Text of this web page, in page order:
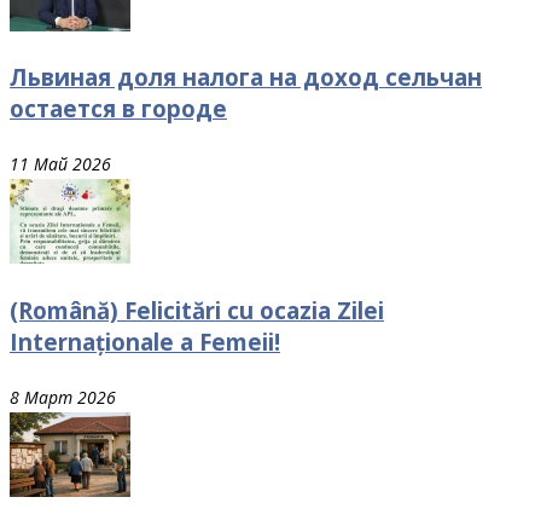
Львиная доля налога на доход сельчан
остается в городе
11 Май 2026
(Română) Felicitări cu ocazia Zilei
Internaționale a Femeii!
8 Март 2026